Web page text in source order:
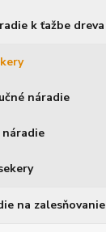
k ťažbe dreva
náradie
náradie
na zalesňovanie